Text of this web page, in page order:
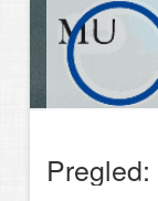
Pregled: